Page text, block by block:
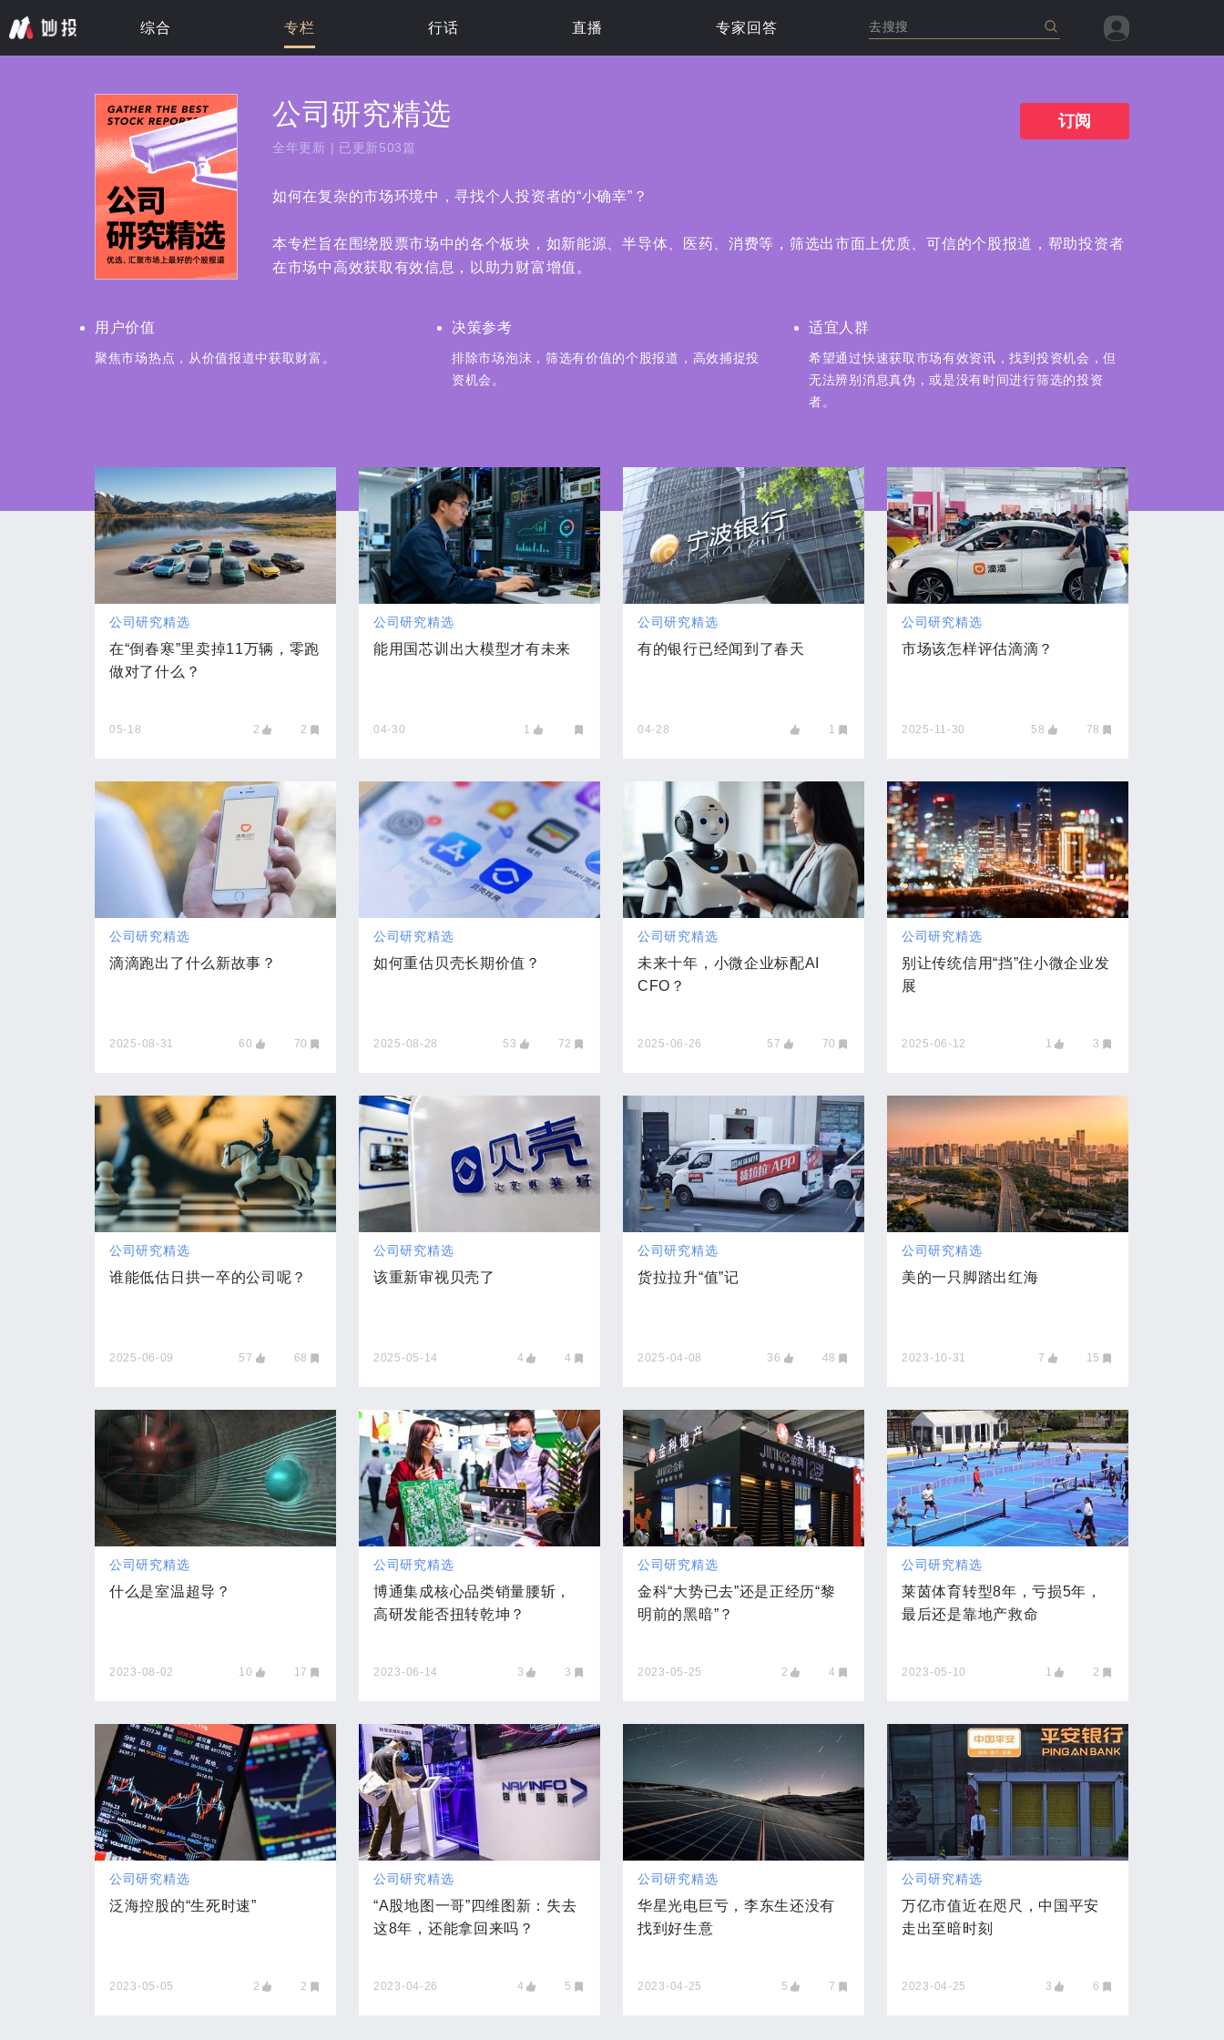
综合 专栏 行话 直播 专家回答 去搜搜
公司研究精选
全年更新 | 已更新503篇
订阅
如何在复杂的市场环境中，寻找个人投资者的“小确幸”？
本专栏旨在围绕股票市场中的各个板块，如新能源、半导体、医药、消费等，筛选出市面上优质、可信的个股报道，帮助投资者
在市场中高效获取有效信息，以助力财富增值。
用户价值
聚焦市场热点，从价值报道中获取财富。
决策参考
排除市场泡沫，筛选有价值的个股报道，高效捕捉投
资机会。
适宜人群
希望通过快速获取市场有效资讯，找到投资机会，但
无法辨别消息真伪，或是没有时间进行筛选的投资
者。
用户价值
聚焦市场热点，从价值报道中获取财富。
决策参考
排除市场泡沫，筛选有价值的个股报道，高效捕捉投
资机会。
适宜人群
希望通过快速获取市场有效资讯，找到投资机会，但
无法辨别消息真伪，或是没有时间进行筛选的投资
者。
公司研究精选
在“倒春寒”里卖掉11万辆，零跑
做对了什么？
05-18 2 2
公司研究精选
能用国芯训出大模型才有未来
04-30 1
公司研究精选
有的银行已经闻到了春天
04-28 1
公司研究精选
市场该怎样评估滴滴？
2025-11-30 58 78
公司研究精选
滴滴跑出了什么新故事？
2025-08-31 60 70
公司研究精选
如何重估贝壳长期价值？
2025-08-28 53 72
公司研究精选
未来十年，小微企业标配AI
CFO？
2025-06-26 57 70
公司研究精选
别让传统信用“挡”住小微企业发
展
2025-06-12 1 3
公司研究精选
谁能低估日拱一卒的公司呢？
2025-06-09 57 68
公司研究精选
该重新审视贝壳了
2025-05-14 4 4
公司研究精选
货拉拉升“值”记
2025-04-08 36 48
公司研究精选
美的一只脚踏出红海
2023-10-31 7 15
公司研究精选
什么是室温超导？
2023-08-02 10 17
公司研究精选
博通集成核心品类销量腰斩，
高研发能否扭转乾坤？
2023-06-14 3 3
公司研究精选
金科“大势已去”还是正经历“黎
明前的黑暗”？
2023-05-25 2 4
公司研究精选
莱茵体育转型8年，亏损5年，
最后还是靠地产救命
2023-05-10 1 2
公司研究精选
泛海控股的“生死时速”
2023-05-05 2 2
公司研究精选
“A股地图一哥”四维图新：失去
这8年，还能拿回来吗？
2023-04-26 4 5
公司研究精选
华星光电巨亏，李东生还没有
找到好生意
2023-04-25 5 7
公司研究精选
万亿市值近在咫尺，中国平安
走出至暗时刻
2023-04-25 3 6